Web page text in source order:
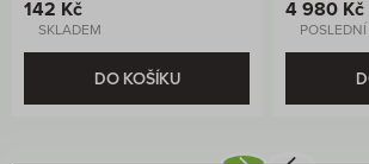
142 Kč
SKLADEM
DO KOŠÍKU
4 980 Kč